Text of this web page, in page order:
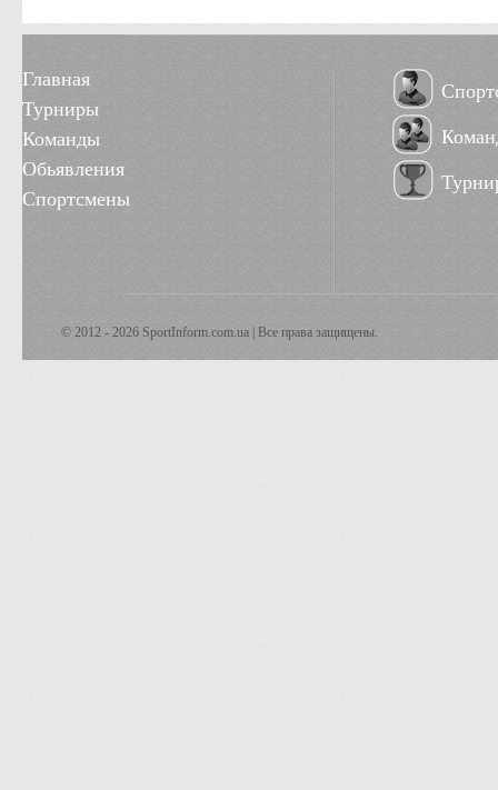
Главная
Турниры
Команды
Обьявления
Спортсмены
© 2012 - 2026 SportInform.com.ua | Все права защищены.